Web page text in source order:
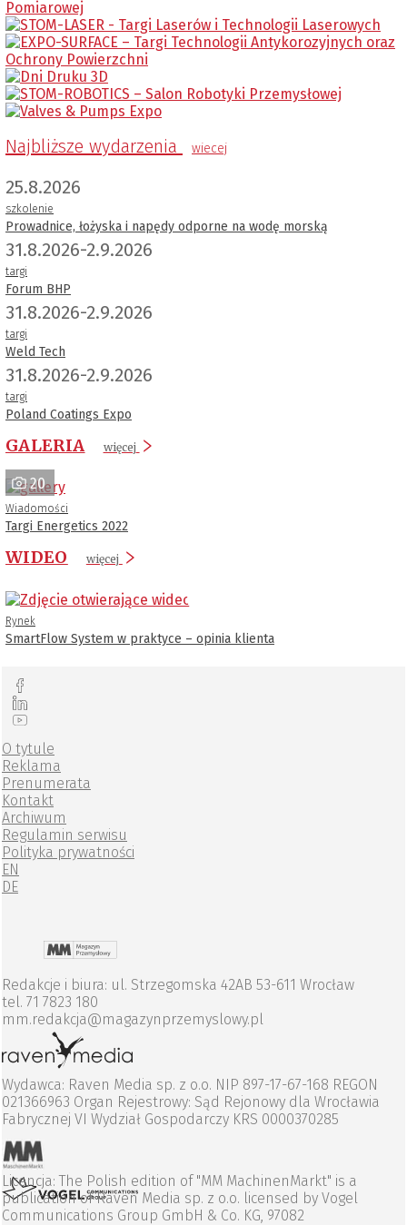
Najbliższe wydarzenia wiecej
25.8.2026
szkolenie
Prowadnice, łożyska i napędy odporne na wodę morską
31.8.2026-2.9.2026
targi
Forum BHP
31.8.2026-2.9.2026
targi
Weld Tech
31.8.2026-2.9.2026
targi
Poland Coatings Expo
GALERIA więcej
20
Wiadomości
Targi Energetics 2022
WIDEO więcej
Rynek
SmartFlow System w praktyce – opinia klienta
O tytule
Reklama
Prenumerata
Kontakt
Archiwum
Regulamin serwisu
Polityka prywatności
EN
DE
Redakcje i biura: ul. Strzegomska 42AB 53-611 Wrocław
tel. 71 7823 180
mm.redakcja@magazynprzemyslowy.pl
Wydawca: Raven Media sp. z o.o. NIP 897-17-67-168 REGON
021366963 Organ Rejestrowy: Sąd Rejonowy dla Wrocławia
Fabrycznej VI Wydział Gospodarczy KRS 0000370285
Licencja: The Polish edition of "MM MachinenMarkt" is a
publication of Raven Media sp. z o.o. licensed by Vogel
Communications Group GmbH & Co. KG, 97082